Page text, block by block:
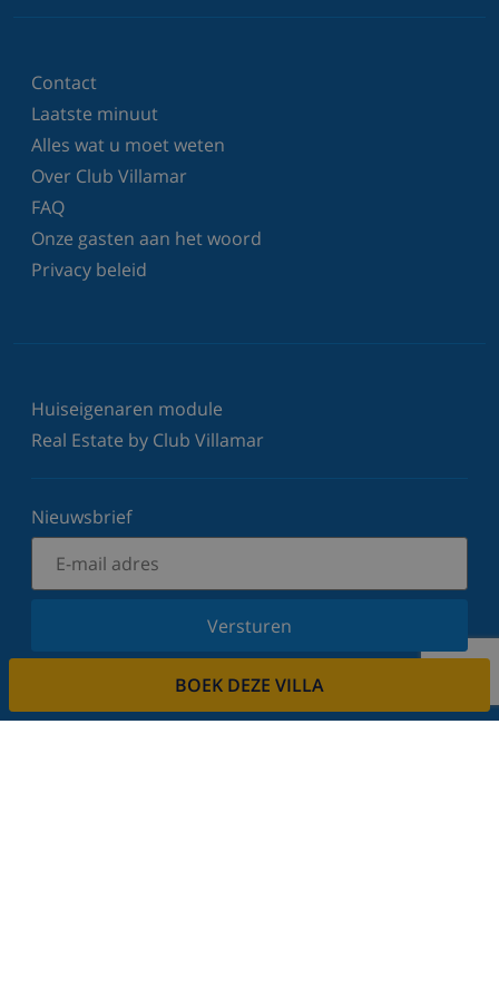
BOEK DEZE VILLA
Contact
Laatste minuut
Alles wat u moet weten
Over Club Villamar
FAQ
Onze gasten aan het woord
Privacy beleid
Huiseigenaren module
Real Estate by Club Villamar
Nieuwsbrief
Versturen
Schrijf u in voor onze nieuwsbrief en blijf op de
Wij respecteren uw privacy.